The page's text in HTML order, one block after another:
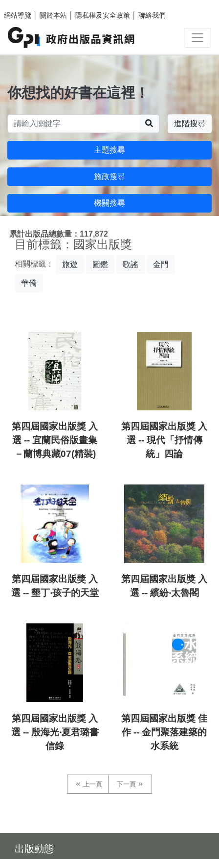
網站導覽
關於本站 隱私權及安全政策 聯絡我們
你想找的好書在這裡！
進階搜尋
主題搜尋
施政搜尋
機關搜尋
累計出版品總數量：117,872
目前標籤：國家出版獎
相關標籤： 旅遊 圖鑑 歌謠 金門
華僑
第四屆國家出版獎 入
選 -- 宜蘭民俗版畫集
－蘭博典藏07(精裝)
第四屆國家出版獎 入
選 -- 現代「抒情傳
統」四論
第四屆國家出版獎 入
選 -- 墾丁‧孩子的天堂
第四屆國家出版獎 入
選 -- 繽紛‧太魯閣
第四屆國家出版獎 入
選 -- 殷海光‧夏君璐書
信錄
第四屆國家出版獎 佳
作 -- 金門聚落建築的
水系統
上一頁 下一頁
出版動態